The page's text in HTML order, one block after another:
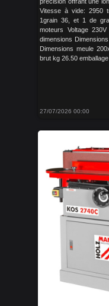
Vitesse à vide: 2950
1grain 36, et 1 de
moteurs Voltage
dimensions
Dimensions meule
brut kg 26.50
27/07/2026 00:00